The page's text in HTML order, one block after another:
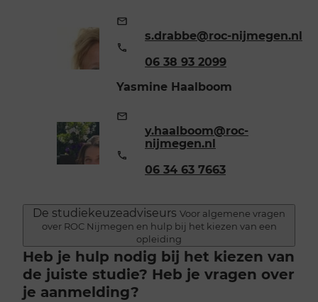
mailadres:
s.drabbe@roc-nijmegen.nl
06 38 93 2099
Yasmine Haalboom
mailadres:
y.haalboom@roc-
nijmegen.nl
06 34 63 7663
De studiekeuzeadviseurs Voor algemene vragen
over ROC Nijmegen en hulp bij het kiezen van een
opleiding
Heb je hulp nodig bij het kiezen van
de juiste studie? Heb je vragen over
je aanmelding?